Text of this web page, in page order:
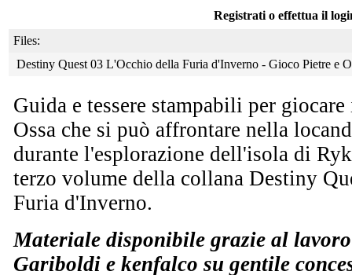
Registrati o effettua il
Files:
Destiny Quest 03 L'Occhio della Furia d'Inverno - Gioco Pietre e
Guida e tessere stampabili per
Ossa che si può affrontare nella
durante l'esplorazione dell'isola di
terzo volume della collana Destiny
Furia d'Inverno.
Materiale disponibile grazie al
Gariboldi e kenfalco su gentile